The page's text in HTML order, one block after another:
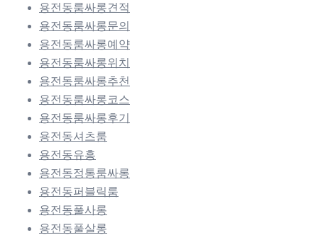
용전동룸싸롱견적
용전동룸싸롱문의
용전동룸싸롱예약
용전동룸싸롱위치
용전동룸싸롱추천
용전동룸싸롱코스
용전동룸싸롱후기
용전동셔츠룸
용전동유흥
용전동정통룸싸롱
용전동퍼블릭룸
용전동풀사롱
용전동풀살롱